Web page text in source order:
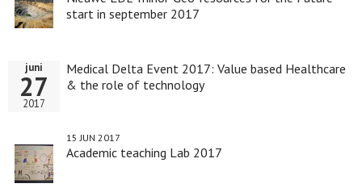
start in september 2017
Medical Delta Event 2017: Value based Healthcare
& the role of technology
juni
27
2017
Academic teaching Lab 2017
15 JUN 2017